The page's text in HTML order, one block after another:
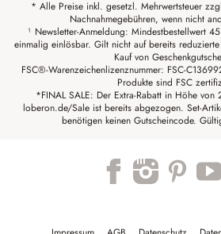
* Alle Preise inkl. gesetzl. Mehrwertsteuer
Nachnahmegebühren, wenn nicht
¹ Newsletter-Anmeldung: Mindestbestellwert
einmalig einlösbar. Gilt nicht auf bereits
Kauf von
FSC®-Warenzeichenlizenznummer: FSC-
Produkte sind FSC
*FINAL SALE: Der Extra-Rabatt in Höhe von
loberon.de/Sale ist bereits abgezogen. Set-
benötigen keinen Gutscheincode.